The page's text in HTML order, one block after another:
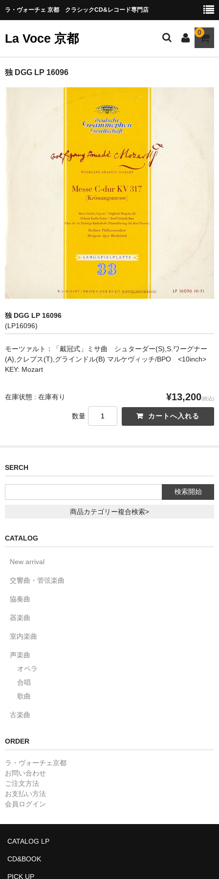
ラ・ヴォーチェ 京都 クラシックCD&レコード専門店
La Voce 京都 0
CATALOG LP
CD&BOOK
PICK UP
ORDER
CONTACT
独 DGG LP 16096
独 DGG LP 16096
(LP16096)
モーツァルト：「戴冠式」ミサ曲 シュターダー(S),S.ワーグナー
(A),クレプス(T),グラインドル(B) マルケヴィッチ/BPO <10inch>
KEY: Mozart
在庫状態 : 在庫有り ¥13,200(税込)
数量
SERCH
商品カテゴリー複合検索>
CATALOG
New arrival
交響曲・管弦楽曲
協奏曲
器楽曲
室内楽曲
声楽曲
オペラ
合唱
歌曲
古楽曲
ORDER
ラ・ヴォーチェ京都
お問い合わせ
ご注文方法
お支払い方法
会員ログイン
CATALOG LP
CD&BOOK
PICK UP